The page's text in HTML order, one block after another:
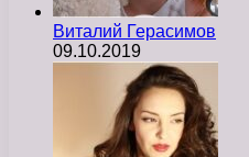
Виталий Герасимов
09.10.2019